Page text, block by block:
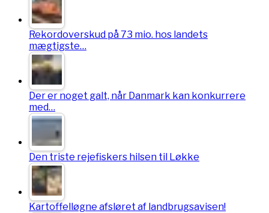
Rekordoverskud på 73 mio. hos landets
mægtigste…
Der er noget galt, når Danmark kan konkurrere
med…
Den triste rejefiskers hilsen til Løkke
Kartoffelløgne afsløret af landbrugsavisen!